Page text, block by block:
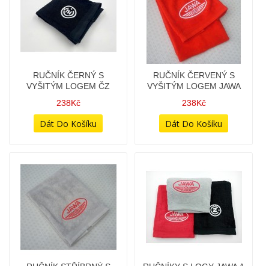
RUČNÍK ČERNÝ S
VYŠITÝM LOGEM ČZ
238Kč
RUČNÍK ČERVENÝ S
VYŠITÝM LOGEM JAWA
238Kč